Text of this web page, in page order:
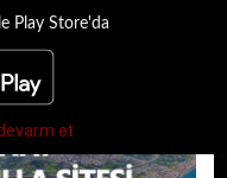
Play Store'da
et